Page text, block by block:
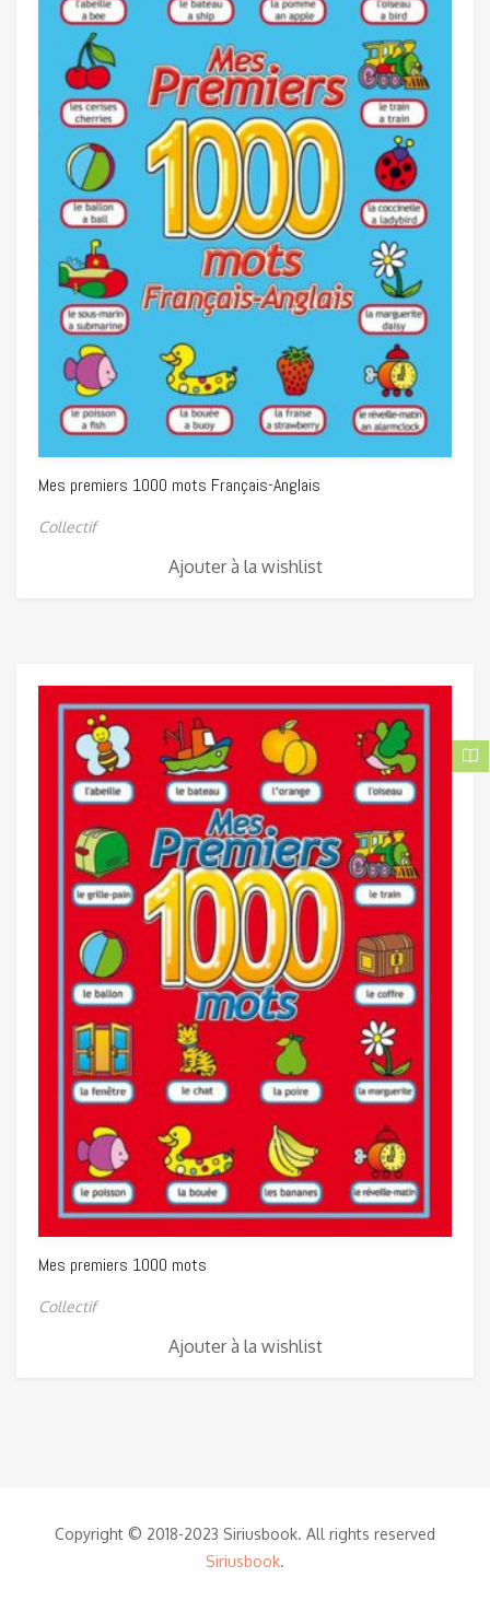
Mes premiers 1000 mots Français-Anglais
Collectif
Ajouter à la wishlist
Mes premiers 1000 mots
Collectif
Ajouter à la wishlist
Copyright © 2018-2023 Siriusbook. All rights reserved
Siriusbook.